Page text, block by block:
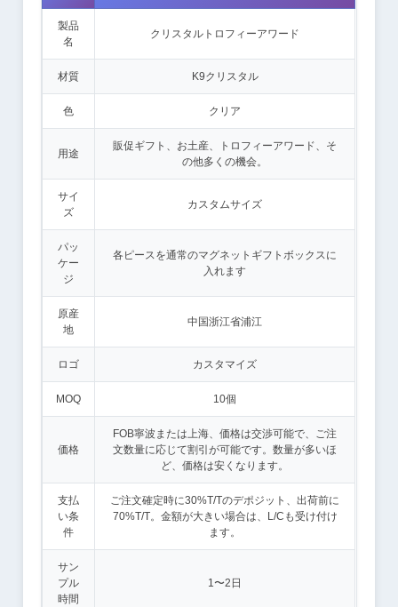
製品
名
クリスタルトロフィーアワード
材質 K9クリスタル
色 クリア
用途
販促ギフト、お土産、トロフィーアワード、そ
の他多くの機会。
サイ
ズ
カスタムサイズ
パッ
ケー
ジ
各ピースを通常のマグネットギフトボックスに
入れます
原産
地
中国浙江省浦江
ロゴ カスタマイズ
MOQ 10個
価格
FOB寧波または上海、価格は交渉可能で、ご注
文数量に応じて割引が可能です。数量が多いほ
ど、価格は安くなります。
支払
い条
件
ご注文確定時に30%T/Tのデポジット、出荷前に
70%T/T。金額が大きい場合は、L/Cも受け付け
ます。
サン
プル
時間
1〜2日